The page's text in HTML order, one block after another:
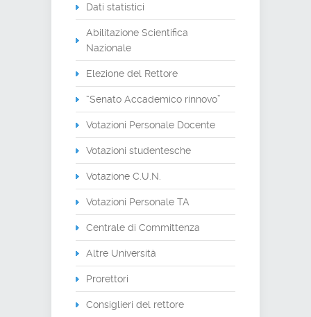
Dati statistici
Abilitazione Scientifica
Nazionale
Elezione del Rettore
“Senato Accademico rinnovo”
Votazioni Personale Docente
Votazioni studentesche
Votazione C.U.N.
Votazioni Personale TA
Centrale di Committenza
Altre Università
Prorettori
Consiglieri del rettore